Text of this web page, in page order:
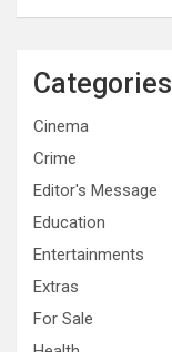
Categories
Cinema
Crime
Editor's Message
Education
Entertainments
Extras
For Sale